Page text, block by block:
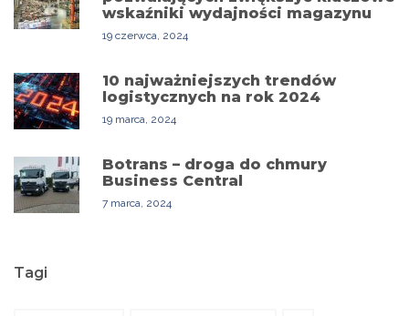
wskaźniki wydajności magazynu
19 czerwca, 2024
10 najważniejszych trendów
logistycznych na rok 2024
19 marca, 2024
Botrans – droga do chmury
Business Central
7 marca, 2024
Tagi